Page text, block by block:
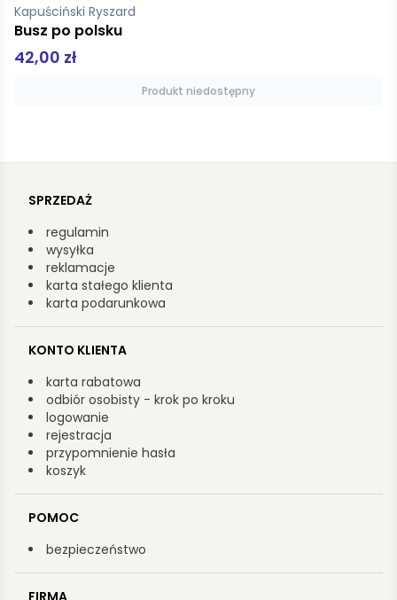
Kowalewska Hanna
Zanim odfrunę
44,90 zł
Produkt niedostępny
SPRZEDAŻ
regulamin
wysyłka
reklamacje
karta stałego klienta
karta podarunkowa
KONTO KLIENTA
karta rabatowa
odbiór osobisty - krok po kroku
logowanie
rejestracja
przypomnienie hasła
koszyk
POMOC
bezpieczeństwo
FIRMA